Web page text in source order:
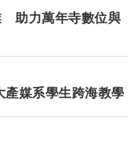
助力萬年寺數位與
產媒系學生跨海教學